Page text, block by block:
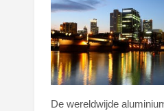
De wereldwijde